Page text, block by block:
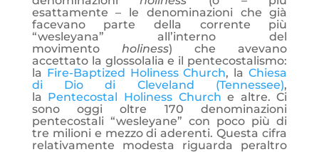
esattamente – le denominazioni che già
facevano parte della corrente più
“wesleyana” all’interno del
movimento holiness) che avevano
accettato la glossolalia e il pentecostalismo:
la Fire-Baptized Holiness Church, laChiesa
di Dio di Cleveland (Tennessee),
la Pentecostal Holiness Church e altre. Ci
sono oggi oltre 170 denominazioni
pentecostali “wesleyane” con poco più di
tre milioni e mezzo di aderenti. Questa cifra
relativamente modesta riguarda peraltro